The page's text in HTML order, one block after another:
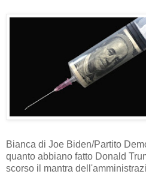
Bianca di Joe Biden/Partito
quanto abbiano fatto Donald
scorso il mantra